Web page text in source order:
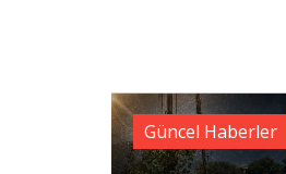
Güncel Haberler